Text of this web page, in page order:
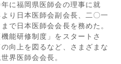
に福岡県医師会の理事に就
り日本医師会副会長、二〇一
で日本医師会会長を務めた。
能研修制度」をスタートさ
向上を図るなど、さまざまな
界医師会会長。